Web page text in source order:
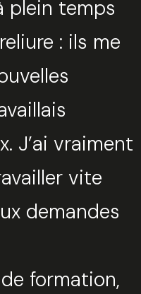
plein temps
: ils me
J’ai vraiment
vite
demandes
formation,